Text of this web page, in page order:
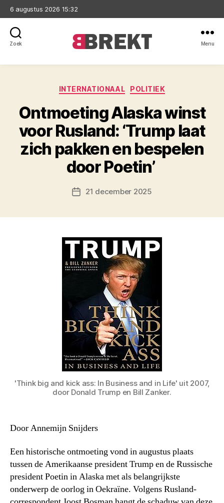
6 augustus 2026 15:32
Zoek Menu
Categorieën
INTERNATIONAAL POLITIEK
Ontmoeting Alaska winst
voor Rusland: ‘Trump laat
zich pakken en bespelen
door Poetin’
Berichtdatum
21 december 2025
'Think big and kick ass: In Business and in Life' uit 2007,
door Donald Trump en Bill Zanker.
Door Annemijn Snijders
Een historische ontmoeting vond in augustus plaats
tussen de Amerikaanse president Trump en de Russische
president Poetin in Alaska met als belangrijkste
onderwerp de oorlog in Oekraïne. Volgens Rusland-